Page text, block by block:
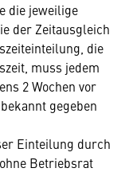
die jeweilige
der Zeitausgleich
die
muss jedem
2 Wochen vor
gegeben
Einteilung durch
Betriebsrat